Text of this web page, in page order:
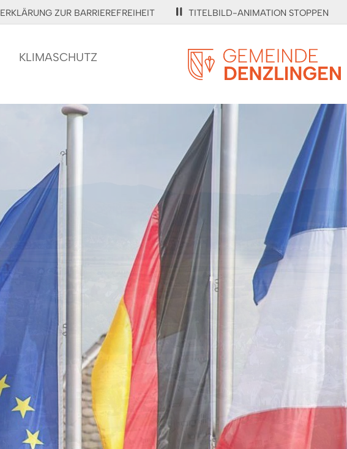
ERKLÄRUNG ZUR BARRIEREFREIHEIT TITELBILD-ANIMATION STOPPEN
KLIMASCHUTZ